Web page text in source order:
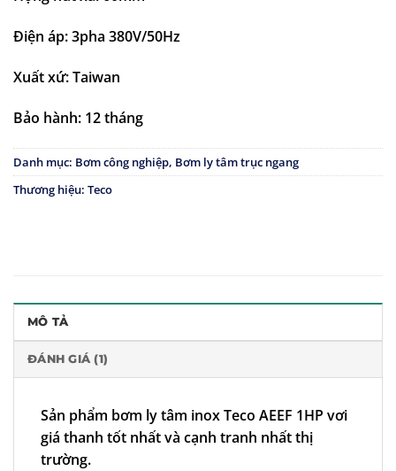
Điện áp: 3pha 380V/50Hz
Xuất xứ: Taiwan
Bảo hành: 12 tháng
Danh mục: Bơm công nghiệp, Bơm ly tâm trục ngang
Thương hiệu: Teco
MÔ TẢ
ĐÁNH GIÁ (1)
Sản phẩm bơm ly tâm inox Teco AEEF 1HP vơi
giá thanh tốt nhất và cạnh tranh nhất thị
trường.